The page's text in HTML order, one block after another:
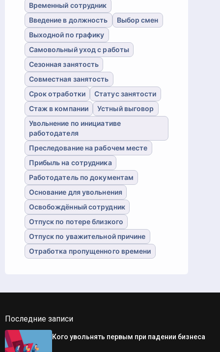
Временный сотрудник
Введение в должность
Выбор смен
Выходной по графику
Самовольный уход с работы
Сезонная занятость
Совместная занятость
Срок отработки
Статус занятости
Стаж в компании
Устный выговор
Увольнение по инициативе
работодателя
Преследование на рабочем месте
Прибыль на сотрудника
Работодатель по документам
Основание для увольнения
Освобождённый сотрудник
Отпуск по потере близкого
Отпуск по уважительной причине
Отработка пропущенного времени
Последние записи
Кого увольнять первым при падении бизнеса